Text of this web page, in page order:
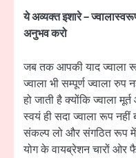
ये अव्यक्त इशारे –
अनुभव करो
जब तक आपकी याद ज्वाला
ज्वाला भी सम्पूर्ण ज्वाला
हो जाती है क्योंकि ज्वाला
स्वयं ही सदा ज्वाला रूप
संकल्प लो और संगठित रूप में
योग के वायब्रेशन चारों ओर